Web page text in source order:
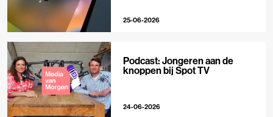
25-06-2026
Podcast: Jongeren aan de
knoppen bij Spot TV
24-06-2026